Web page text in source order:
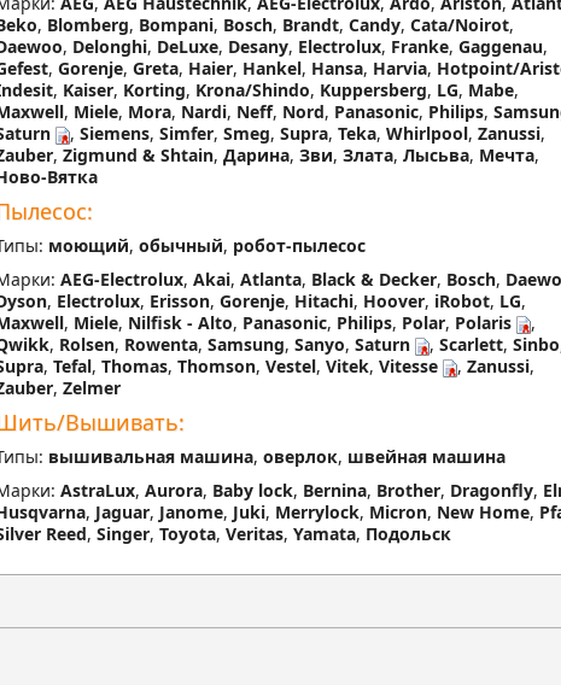
, Blomberg, Bompani, Bosch, Brandt, Candy, Cata/Noirot,
, Delonghi, DeLuxe, Desany, Electrolux, Franke, Gaggenau,
, Gorenje, Greta, Haier, Hankel, Hansa, Harvia, Hotpoint/
, Kaiser, Korting, Krona/Shindo, Kuppersberg, LG, Mabe,
, Miele, Mora, Nardi, Neff, Nord, Panasonic, Philips,
, Siemens, Simfer, Smeg, Supra, Teka, Whirlpool, Zanussi,
, Zigmund & Shtain, Дарина, Зви, Злата, Лысьва, Мечта,
Вятка
моющий, обычный, робот-пылесос
AEG-Electrolux, Akai, Atlanta, Black & Decker, Bosch,
, Electrolux, Erisson, Gorenje, Hitachi, Hoover, iRobot, LG,
, Miele, Nilfisk - Alto, Panasonic, Philips, Polar, Polaris
,
, Rolsen, Rowenta, Samsung, Sanyo, Saturn , Scarlett, Sinbo
, Tefal, Thomas, Thomson, Vestel, Vitek, Vitesse , Zanussi,
, Zelmer
Вышивать:
вышивальная машина, оверлок, швейная машина
AstraLux, Aurora, Baby lock, Bernina, Brother, Dragonfly,
, Jaguar, Janome, Juki, Merrylock, Micron, New Home,
Reed, Singer, Toyota, Veritas, Yamata, Подольск